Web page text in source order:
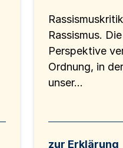
Rassismus.
Perspektive
Ordnung, in
unser...
zur Erklärung